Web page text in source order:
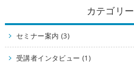
カテゴリー
セミナー案内 (3)
受講者インタビュー (1)